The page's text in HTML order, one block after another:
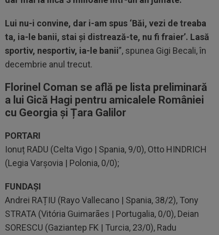
Lui nu-i convine, dar i-am spus ‘Băi, vezi de treaba
ta, ia-le banii, stai și distrează-te, nu fi fraier’. Lasă
sportiv, nesportiv, ia-le banii”, spunea Gigi Becali, în
decembrie anul trecut.
Florinel Coman se află pe lista preliminară
a lui Gică Hagi pentru amicalele României
cu Georgia și Țara Galilor
PORTARI
Ionuț RADU (Celta Vigo | Spania, 9/0), Otto HINDRICH
(Legia Varșovia | Polonia, 0/0);
FUNDAȘI
Andrei RAȚIU (Rayo Vallecano | Spania, 38/2), Tony
STRATA (Vitória Guimarães | Portugalia, 0/0), Deian
SORESCU (Gaziantep FK | Turcia, 23/0), Radu